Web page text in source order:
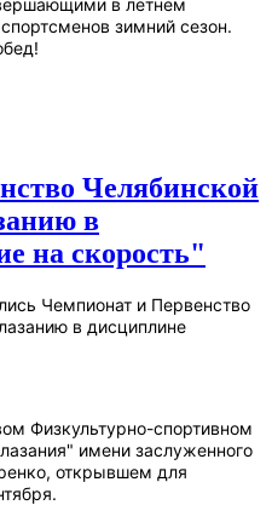
зимний сезон.
Челябинской
в
на скорость"
Чемпионат и Первенство
в дисциплине
Физкультурно-спортивном
имени заслуженного
открывшем для